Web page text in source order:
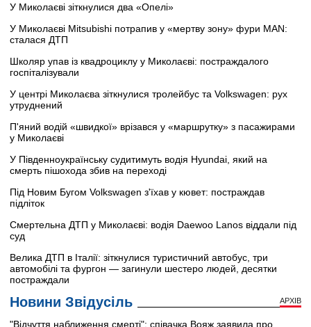
У Миколаєві зіткнулися два «Опелі»
У Миколаєві Mitsubishi потрапив у «мертву зону» фури MAN:
сталася ДТП
Школяр упав із квадроциклу у Миколаєві: постраждалого
госпіталізували
У центрі Миколаєва зіткнулися тролейбус та Volkswagen: рух
утруднений
П'яний водій «швидкої» врізався у «маршрутку» з пасажирами
у Миколаєві
У Південноукраїнську судитимуть водія Hyundai, який на
смерть пішохода збив на переході
Під Новим Бугом Volkswagen з'їхав у кювет: постраждав
підліток
Смертельна ДТП у Миколаєві: водія Daewoo Lanos віддали під
суд
Велика ДТП в Італії: зіткнулися туристичний автобус, три
автомобілі та фургон — загинули шестеро людей, десятки
постраждали
Новини Звідусіль АРХІВ
"Відчуття наближення смерті": співачка Вояж заявила про